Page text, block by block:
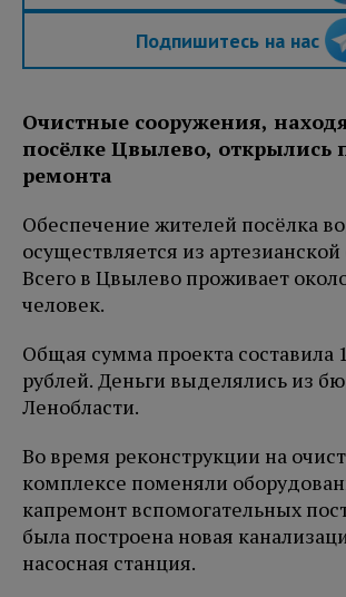
Подпишитесь на нас
Очистные сооружения,
посёлке Цвылево, открылись
ремонта
Обеспечение жителей посёлка
осуществляется из
Всего в Цвылево проживает
человек.
Общая сумма проекта составила
рублей. Деньги выделялись из
Ленобласти.
Во время реконструкции на
комплексе поменяли
капремонт вспомогательных
была построена новая
насосная станция.